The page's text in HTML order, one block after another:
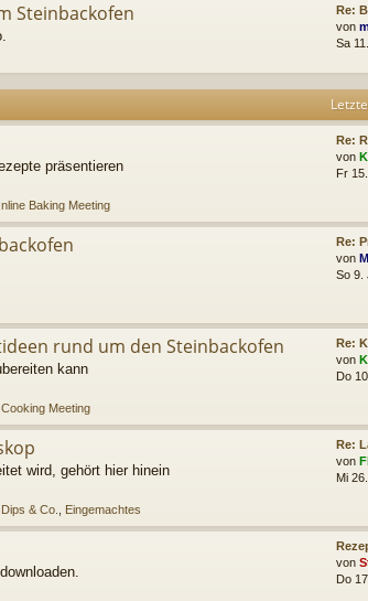
Steinbackofen
Re:
von
Sa
präsentieren
Baking Meeting
Re:
von
Fr
Re:
von
So 9.
rund um den Steinbackofen
kann
Meeting
Re:
von
Do
wird, gehört hier hinein
& Co. Eingemachtes
Re:
von
Mi
von
Do